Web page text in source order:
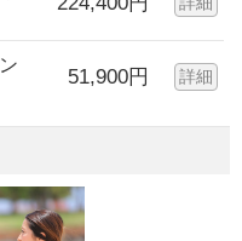
51,900円 詳細